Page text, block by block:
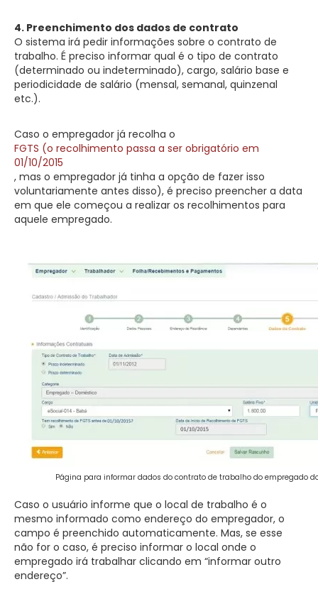
4. Preenchimento dos dados de contrato
O sistema irá pedir informações sobre o contrato de
trabalho. É preciso informar qual é o tipo de contrato
(determinado ou indeterminado), cargo, salário base e
periodicidade de salário (mensal, semanal, quinzenal
etc.).
Caso o empregador já recolha o
FGTS (o recolhimento passa a ser obrigatório em
01/10/2015
, mas o empregador já tinha a opção de fazer isso
voluntariamente antes disso), é preciso preencher a data
em que ele começou a realizar os recolhimentos para
aquele empregado.
Página para informar dados do contrato de trabalho do empregado
Caso o usuário informe que o local de trabalho é o
mesmo informado como endereço do empregador, o
campo é preenchido automaticamente. Mas, se esse
não for o caso, é preciso informar o local onde o
empregado irá trabalhar clicando em “informar outro
endereço”.